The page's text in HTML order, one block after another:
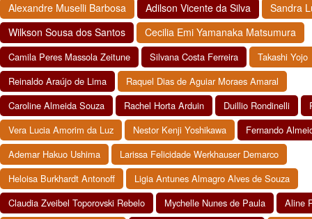
Alexandre Muselli Barbosa
Adilson Vicente da Silva
Sandra
Wilkson Sousa dos Santos
Cecilia Emi Yamanaka Matsumura
Camila Peres Massola Zeitune Silvana Costa Ferreira
Takashi Yojo
Reinaldo Araújo de Lima
Raquel Dias de Aguiar Moraes Amaral
Caroline Almeida Souza
Rachel Horta Arduin Duillio Rondinelli
Vera Lucia Amorim da Luz
Nestor Kenji Yoshikawa
Fernando
Ademar Hakuo Ushima
Larissa Felicidade Werkhauser Demarco
Heloisa Burkhardt Antonoff
Ligia Antunes Almagro Alves de Souza
Claudia Zveibel Toporovski Rebelo
Mychelle Nunes de Paula
Aline